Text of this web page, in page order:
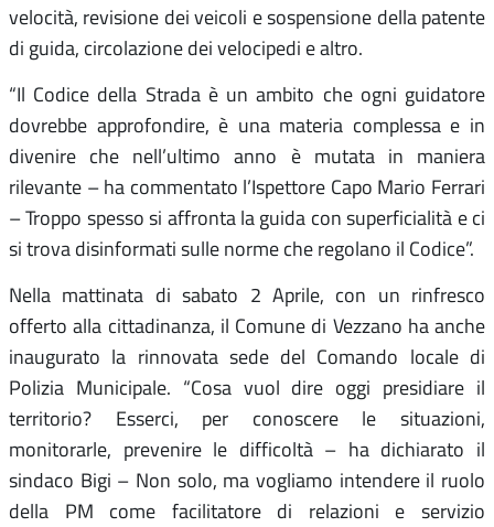
velocità, revisione dei veicoli e sospensione della patente
di guida, circolazione dei velocipedi e altro.
“Il Codice della Strada è un ambito che ogni guidatore
dovrebbe approfondire, è una materia complessa e in
divenire che nell’ultimo anno è mutata in maniera
rilevante – ha commentato l’Ispettore Capo Mario Ferrari
– Troppo spesso si affronta la guida con superficialità e ci
si trova disinformati sulle norme che regolano il Codice”.
Nella mattinata di sabato 2 Aprile, con un rinfresco
offerto alla cittadinanza, il Comune di Vezzano ha anche
inaugurato la rinnovata sede del Comando locale di
Polizia Municipale. “Cosa vuol dire oggi presidiare il
territorio? Esserci, per conoscere le situazioni,
monitorarle, prevenire le difficoltà – ha dichiarato il
sindaco Bigi – Non solo, ma vogliamo intendere il ruolo
della PM come facilitatore di relazioni e servizio